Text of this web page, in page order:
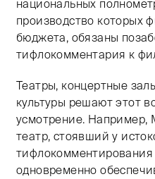
национальных
производство которых
бюджета, обязаны
тифлокомментария к
Театры, концертные
культуры решают этот
усмотрение. Например,
театр, стоявший у
одновременно